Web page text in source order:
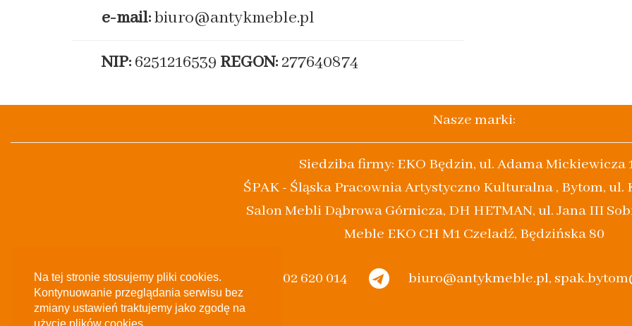
Na tej stronie stosujemy pliki cookies.
Kontynuowanie przeglądania serwisu bez
zmiany ustawień traktujemy jako zgodę na
użycie plików cookies..
e-mail:biuro@antykmeble.pl
NIP: 6251216539 REGON: 277640874
Nasze marki:
Siedziba firmy: EKO Będzin, ul. Adama Mickiewicza
ŚPAK - Śląska Pracownia Artystyczno Kulturalna , Bytom, ul.
Salon Mebli Dąbrowa Górnicza, DH HETMAN, ul. Jana III
Meble EKO CH M1 Czeladź, Będzińska 80
(+48) 502 620 014 biuro@antykmeble.pl,